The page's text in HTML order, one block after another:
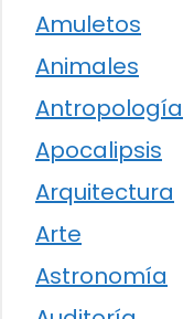
Amuletos
Animales
Antropología
Apocalipsis
Arquitectura
Arte
Astronomía